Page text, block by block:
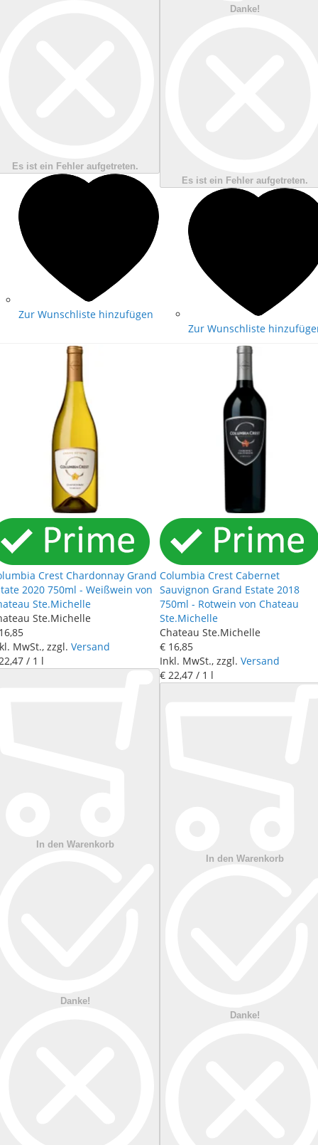
Es ist ein Fehler aufgetreten.
Zur Wunschliste hinzufügen
Danke!
Es ist ein Fehler aufgetreten.
Zur Wunschliste
Crest Chardonnay Grand
2020 750ml - Weißwein von
Ste.Michelle
Ste.Michelle
,85
MwSt., zzgl. Versand
,47 / 1 l
In den Warenkorb
Danke!
Columbia Crest Cabernet
Sauvignon Grand Estate 2018
750ml - Rotwein von Chateau
Ste.Michelle
Chateau Ste.Michelle
€ 16,85
Inkl. MwSt., zzgl. Versand
€ 22,47 / 1 l
In den Warenkorb
Danke!